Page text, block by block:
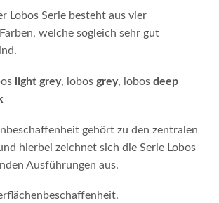
Lobos Serie besteht aus vier
welche sogleich sehr gut
light grey, lobos grey, lobos deep
gehört zu den zentralen
hierbei zeichnet sich die Serie Lobos
Ausführungen aus.